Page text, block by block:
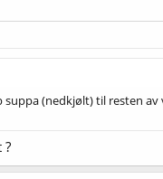
suppa (nedkjølt) til resten
?